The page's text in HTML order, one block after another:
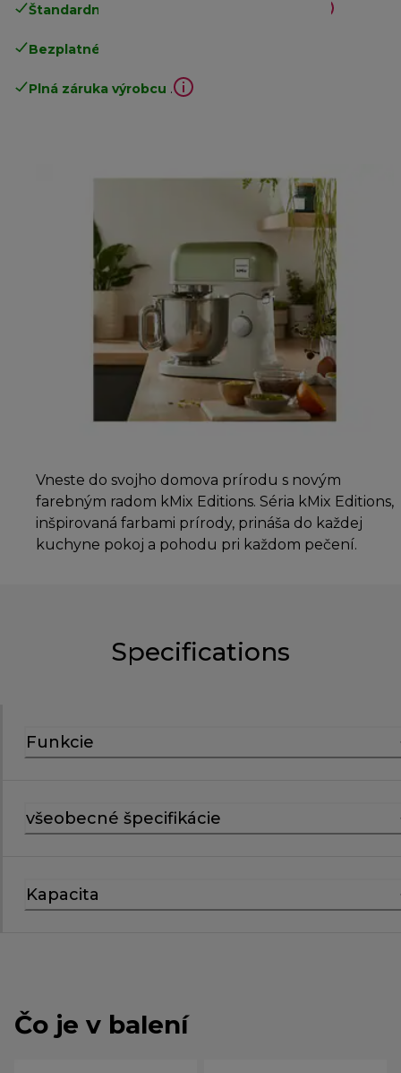
Štandardné bezplatné doručenie
Bezplatné vrátenie tovaru
Plná záruka výrobcu .
Vneste do svojho domova prírodu s novým
farebným radom kMix Editions. Séria kMix Editions,
inšpirovaná farbami prírody, prináša do každej
kuchyne pokoj a pohodu pri každom pečení.
Specifications
Funkcie
všeobecné špecifikácie
Kapacita
Čo je v balení